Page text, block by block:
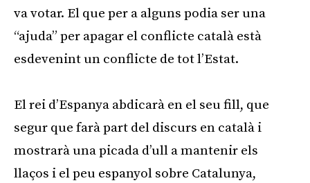
va votar. El que per a alguns podia ser una
“ajuda” per apagar el conflicte català està
esdevenint un conflicte de tot l’Estat.
El rei d’Espanya abdicarà en el seu fill, que
segur que farà part del discurs en català i
mostrarà una picada d’ull a mantenir els
llaços i el peu espanyol sobre Catalunya,